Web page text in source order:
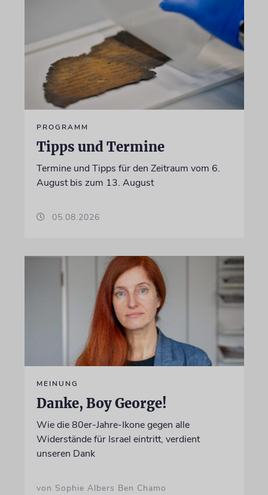
PROGRAMM
Tipps und Termine
Termine und Tipps für den Zeitraum vom 6.
August bis zum 13. August
05.08.2026
MEINUNG
Danke, Boy George!
Wie die 80er-Jahre-Ikone gegen alle
Widerstände für Israel eintritt, verdient
unseren Dank
von Sophie Albers Ben Chamo